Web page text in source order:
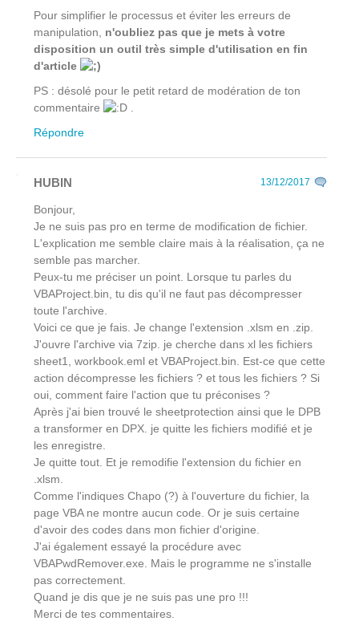
Pour simplifier le processus et éviter les erreurs de
manipulation, n'oubliez pas que je mets à votre
disposition un outil très simple d'utilisation en fin
d'article
PS : désolé pour le petit retard de modération de ton
commentaire
Répondre
HUBIN 13/12/2017
Bonjour,
Je ne suis pas pro en terme de modification de fichier.
L'explication me semble claire mais à la réalisation, ça ne
semble pas marcher.
Peux-tu me préciser un point. Lorsque tu parles du
VBAProject.bin, tu dis qu'il ne faut pas décompresser
toute l'archive.
Voici ce que je fais. Je change l'extension .xlsm en .zip.
J'ouvre l'archive via 7zip. je cherche dans xl les fichiers
sheet1, workbook.eml et VBAProject.bin. Est-ce que cette
action décompresse les fichiers ? et tous les fichiers ? Si
oui, comment faire l'action que tu préconises ?
Après j'ai bien trouvé le sheetprotection ainsi que le DPB
a transformer en DPX. je quitte les fichiers modifié et je
les enregistre.
Je quitte tout. Et je remodifie l'extension du fichier en
.xlsm.
Comme l'indiques Chapo (?) à l'ouverture du fichier, la
page VBA ne montre aucun code. Or je suis certaine
d'avoir des codes dans mon fichier d'origine.
J'ai également essayé la procédure avec
VBAPwdRemover.exe. Mais le programme ne s'installe
pas correctement.
Quand je dis que je ne suis pas une pro !!!
Merci de tes commentaires.